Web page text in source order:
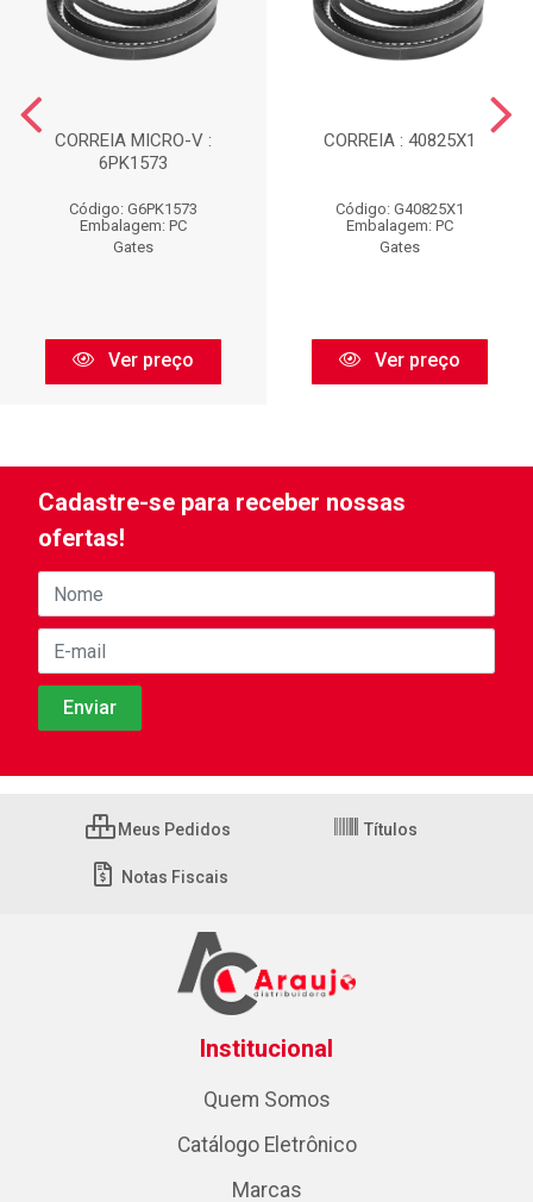
CORREIA MICRO-V :
6PK1573
Código: G6PK1573
Embalagem: PC
Gates
Ver preço
CORREIA : 40825X1
Código: G40825X1
Embalagem: PC
Gates
Ver preço
Cadastre-se para receber nossas
ofertas!
Meus Pedidos Títulos
Notas Fiscais
Institucional
Quem Somos
Catálogo Eletrônico
Marcas